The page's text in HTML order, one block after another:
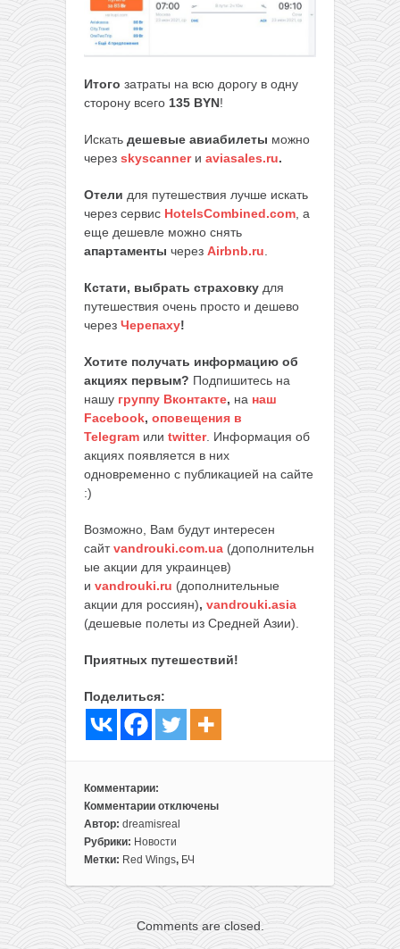
Итого затраты на всю дорогу в одну
сторону всего 135 BYN!
Искать дешевые авиабилеты можно
через skyscannerи aviasales.ru.
Отели для путешествия лучше искать
через сервис HotelsCombined.com, а
еще дешевле можно снять
апартаменты через Airbnb.ru.
Кстати, выбрать страховку для
путешествия очень просто и дешево
через Черепаху!
Хотите получать информацию об
акциях первым? Подпишитесь на
нашу группу Вконтакте, на наш
Facebook, оповещения в
Telegram или twitter. Информация об
акциях появляется в них
одновременно с публикацией на сайте
:)
Возможно, Вам будут интересен
сайтvandrouki.com.ua (дополнительн
ые акции для украинцев)
и vandrouki.ru (дополнительные
акции для россиян), vandrouki.asia
(дешевые полеты из Средней Азии).
Приятных путешествий!
Поделиться:
Комментарии:
Комментарии
к
записи
Вы
море!
отключены
Автор: dreamisreal
Рубрики: Новости
Метки: Red Wings, БЧ
Comments are closed.